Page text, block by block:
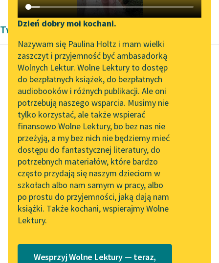
Katalog DAISY
Podkasty o książkach
Zgłoś brak utworu
Aktualności
Spotkanie z Katarzyną
Tunkiel w Oslo
Wolne Lektury na 32.
Pol’and’Rock Festivalu
„Kochanek Lady
Chatterley” do słuchania
na Wolnych Lekturach
Nowy audiobook –
„Marzenie o Oriencie”
Sophie Elkan
Kolekcja Nadwyraz.com x
Wolne Lektury – idealna na
Narzędzia
Mapa Wolnych Lektur
Leśmianator
Przewodnik dla piszących i
czytających
API
OAI-PMH
Widget Wolnych Lektur
Przypisy
Katalog w formacie PDF
Dzień dobry moi kochani.
Nazywam się Paulina Holtz i mam wielki
zaszczyt i przyjemność być ambasadorką
Wolnych Lektur. Wolne Lektury to dostęp
do bezpłatnych książek, do bezpłatnych
audiobooków i różnych publikacji. Ale oni
potrzebują naszego wsparcia. Musimy nie
tylko korzystać, ale także wspierać
finansowo Wolne Lektury, bo bez nas nie
przeżyją, a my bez nich nie będziemy mieć
dostępu do fantastycznej literatury, do
potrzebnych materiałów, które bardzo
często przydają się naszym dzieciom w
szkołach albo nam samym w pracy, albo
po prostu do przyjemności, jaką dają nam
książki. Także kochani, wspierajmy Wolne
Lektury.
Wesprzyj Wolne Lektury — teraz,
Twórczość Pozytywizm
Eliza Orzeszkowa
Nad Niemnem,
tom pierwszy
Jakiś otyły i na
jowialnego
gastronoma
wyglądający sąsiad
ofiarował się na
towarzysza siostrze
pana Benedykta...